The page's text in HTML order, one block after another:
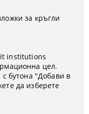
за кръгли
institutions
цел.
с бутона "Добави в
да изберете